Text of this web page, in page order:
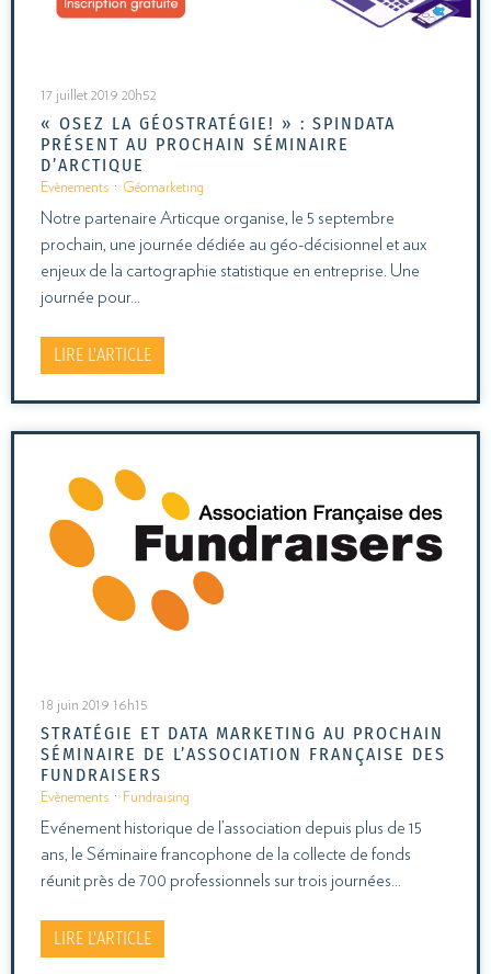
17 juillet 2019 20h52
« OSEZ LA GÉOSTRATÉGIE! » : SPINDATA
PRÉSENT AU PROCHAIN SÉMINAIRE
D’ARCTIQUE
Evènements · Géomarketing
Notre partenaire Articque organise, le 5 septembre
prochain, une journée dédiée au géo-décisionnel et aux
enjeux de la cartographie statistique en entreprise. Une
journée pour…
LIRE L'ARTICLE
18 juin 2019 16h15
STRATÉGIE ET DATA MARKETING AU PROCHAIN
SÉMINAIRE DE L’ASSOCIATION FRANÇAISE DES
FUNDRAISERS
Evènements · Fundraising
Evénement historique de l’association depuis plus de 15
ans, le Séminaire francophone de la collecte de fonds
réunit près de 700 professionnels sur trois journées…
LIRE L'ARTICLE